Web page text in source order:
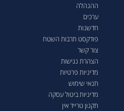
ההנהלה
ערכים
חדשנות
פודקסט תרבות השטח
צור קשר
הצהרת נגישות
מדיניות פרטיות
תנאי שימוש
מדיניות ביטול עסקה
תקנון טרייד אין